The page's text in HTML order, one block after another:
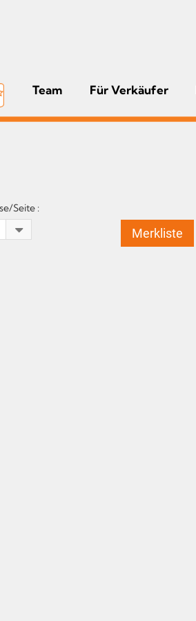
Team Für Verkäufer
Seite :
Merkliste